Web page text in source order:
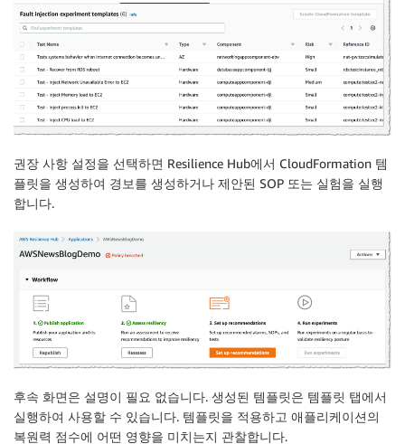
권장 사항 설정을 선택하면 Resilience Hub에서 CloudFormation 템
플릿을 생성하여 경보를 생성하거나 제안된 SOP 또는 실험을 실행
합니다.
후속 화면은 설명이 필요 없습니다. 생성된 템플릿은 템플릿 탭에서
실행하여 사용할 수 있습니다. 템플릿을 적용하고 애플리케이션의
복원력 점수에 어떤 영향을 미치는지 관찰합니다.